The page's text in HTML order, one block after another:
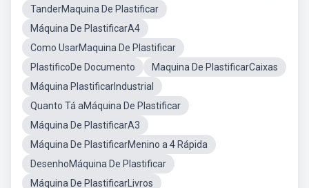
TanderMaquina De Plastificar
Máquina De PlastificarA4
Como UsarMaquina De Plastificar
PlastificoDe Documento
Maquina De PlastificarCaixas
Máquina PlastificarIndustrial
Quanto Tá aMáquina De Plastificar
Máquina De PlastificarA3
Máquina De PlastificarMenino a 4 Rápida
DesenhoMáquina De Plastificar
Máquina De PlastificarLivros